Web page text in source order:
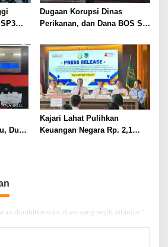
Dugaan Korupsi Dinas
Perikanan, dan Dana BOS SD
Terus Dipertajam Kajari Lahat
Dua
Kajari Lahat Pulihkan
Keuangan Negara Rp. 2,1
dipublikasikan. Ruas yang wajib ditandai *